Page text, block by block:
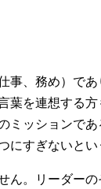
事、務め）で
を連想する
ミッションで
すぎないとい
。リーダー